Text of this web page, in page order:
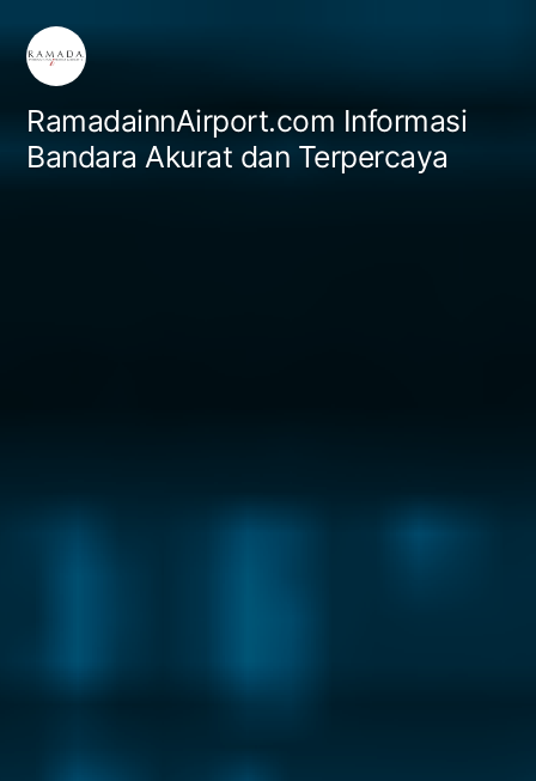
Skip
content
RamadainnAirport.com Informasi
Bandara Akurat dan Terpercaya